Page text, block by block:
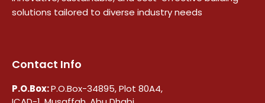
solutions tailored to diverse industry needs
Contact Info
P.O.Box:P.O.Box-34895, Plot 80A4,